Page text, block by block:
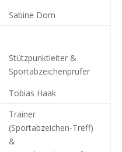
Sabine Dorn
Stützpunktleiter &
Sportabzeichenprüfer
Tobias Haak
Trainer
(Sportabzeichen-Treff)
&